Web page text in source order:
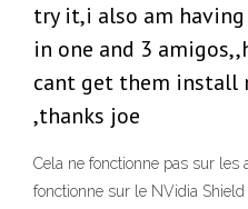
try it,i also am
in one and 3
cant get them install
,thanks joe
Cela ne fonctionne pas sur les
fonctionne sur le NVidia